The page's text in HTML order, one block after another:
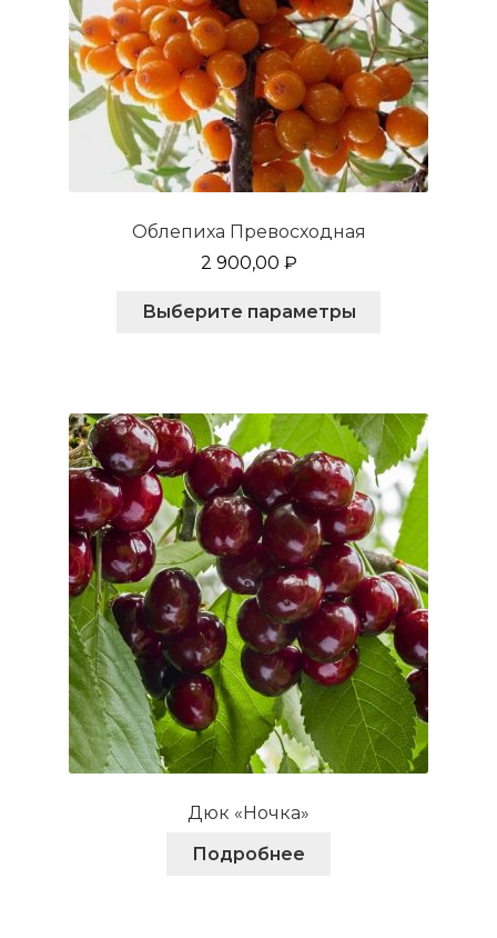
Облепиха Превосходная
2 900,00 ₽
Выберите параметры
можно
выбрать
на
странице
товара.
Дюк «Ночка»
Подробнее